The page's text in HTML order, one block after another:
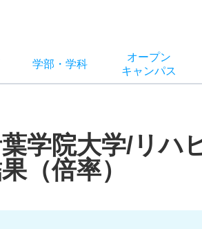
学部 ・ 学科
オープン
キャンパス
学院大学/リハ
（倍率）